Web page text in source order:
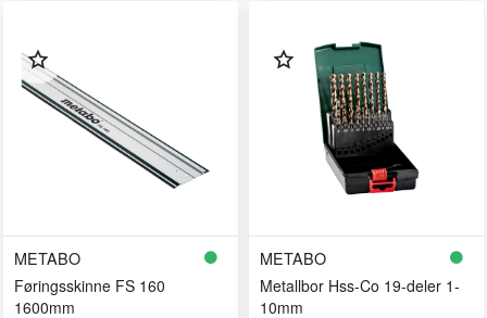
METABO
Føringsskinne FS 160
1600mm
METABO
Metallbor Hss-Co 19-deler 1-
10mm